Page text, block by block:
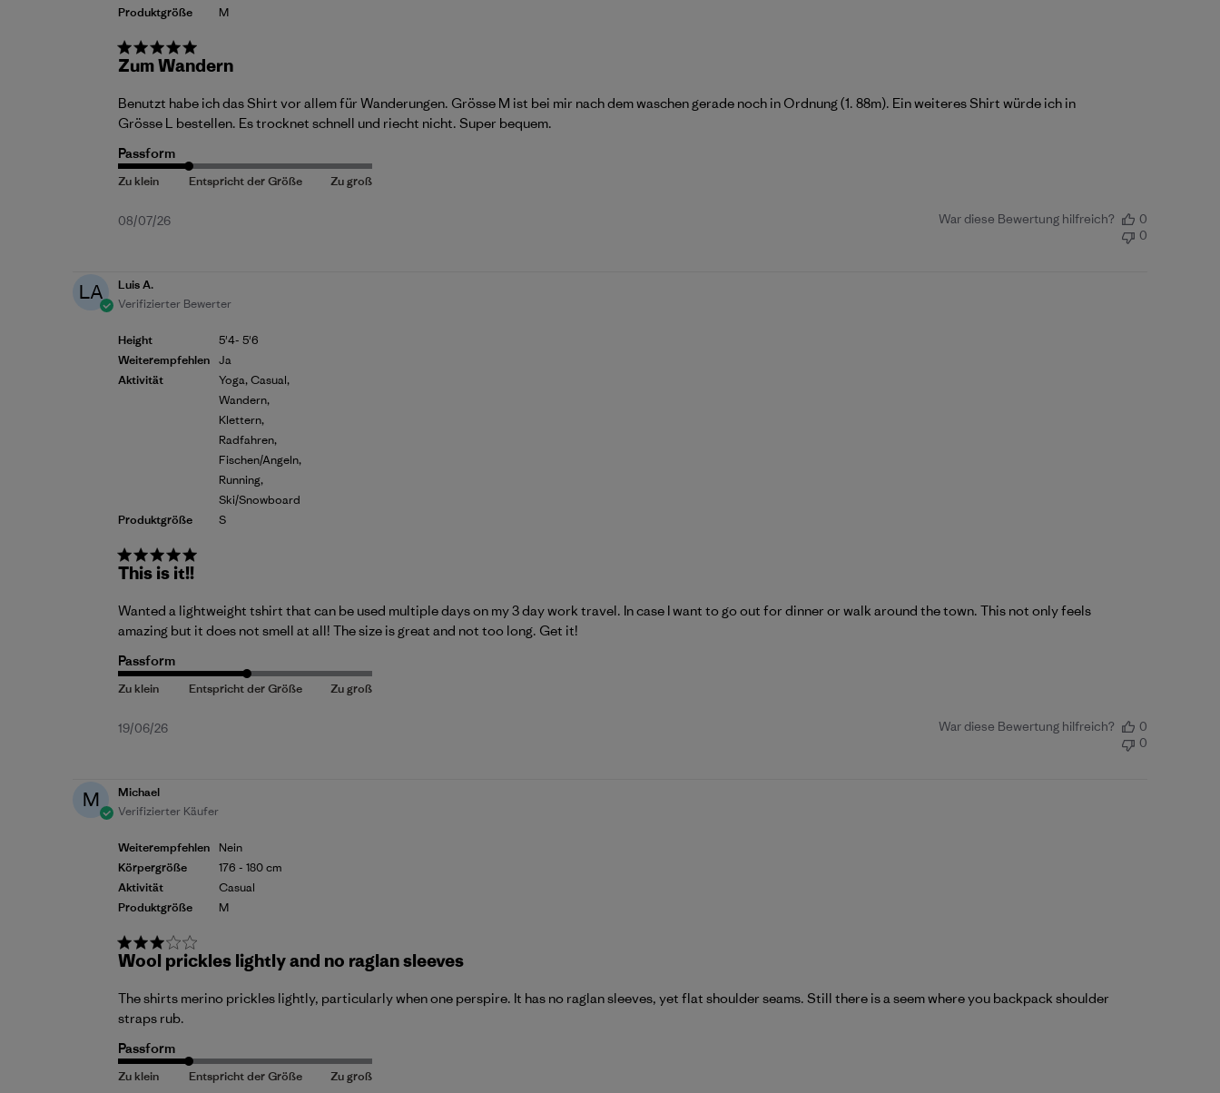
Produktgröße
M
Zum Wandern
Benutzt habe ich das Shirt vor allem für Wanderungen. Grösse M ist bei mir nach dem waschen gerade noch in Ordnung (1. 88m). Ein weiteres Shirt würde ich in
Grösse L bestellen. Es trocknet schnell und riecht nicht. Super bequem.
Passform
Veröffentlichungsdatum
08/07/26 War diese Bewertung hilfreich?
0
0
LA
Luis A.
Verifizierter Bewerter
Height
Weiterempfehlen
Aktivität
Produktgröße
5'4- 5'6
Ja
Yoga, Casual,
Wandern,
Klettern,
Radfahren,
Fischen/Angeln,
Running,
Ski/Snowboard
S
This is it!!
Wanted a lightweight tshirt that can be used multiple days on my 3 day work travel. In case I want to go out for dinner or walk around the town. This not only feels
amazing but it does not smell at all! The size is great and not too long. Get it!
Passform
Veröffentlichungsdatum
19/06/26 War diese Bewertung hilfreich?
0
0
M
Michael
Verifizierter Käufer
Weiterempfehlen
Körpergröße
Aktivität
Produktgröße
Nein
176 - 180 cm
Casual
M
Wool prickles lightly and no raglan sleeves
The shirts merino prickles lightly, particularly when one perspire. It has no raglan sleeves, yet flat shoulder seams. Still there is a seem where you backpack shoulder
straps rub.
Passform